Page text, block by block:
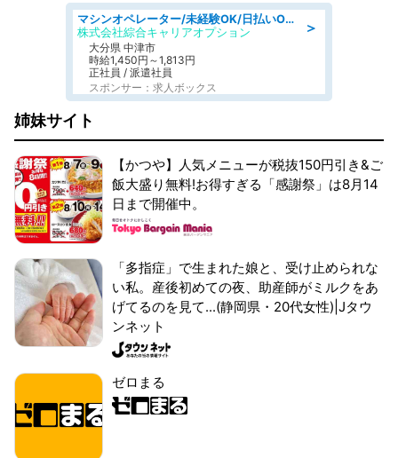
＞
マシンオペレーター/未経験OK/日払いOK/寮費無料/交替制/20・30・40代活躍中
株式会社綜合キャリアオプション
大分県 中津市
時給1,450円～1,813円
正社員 / 派遣社員
スポンサー：求人ボックス
姉妹サイト
【かつや】人気メニューが税抜150円引き&ご
飯大盛り無料!お得すぎる「感謝祭」は8月14
日まで開催中。
「多指症」で生まれた娘と、受け止められな
い私。産後初めての夜、助産師がミルクをあ
げてるのを見て...(静岡県・20代女性)|Jタウ
ンネット
ゼロまる